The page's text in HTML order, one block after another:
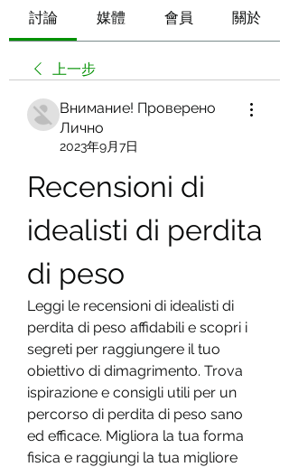
討論 媒體 會員 關於
上一步
Внимание! Проверено
Лично
2023年9月7日
Recensioni di
idealisti di perdita
di peso
Leggi le recensioni di idealisti di
perdita di peso affidabili e scopri i
segreti per raggiungere il tuo
obiettivo di dimagrimento. Trova
ispirazione e consigli utili per un
percorso di perdita di peso sano
ed efficace. Migliora la tua forma
fisica e raggiungi la tua migliore